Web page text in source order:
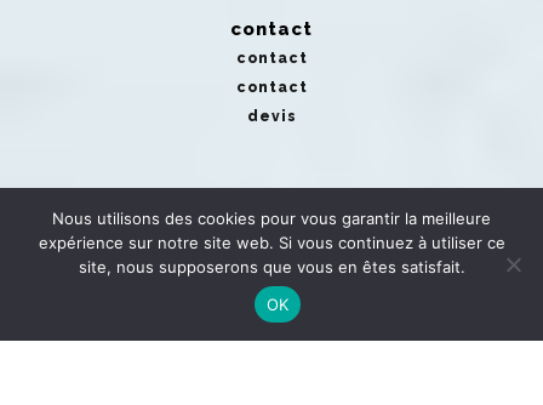
contact
contact
contact
devis
Nous utilisons des cookies pour vous garantir la meilleure
expérience sur notre site web. Si vous continuez à utiliser ce
site, nous supposerons que vous en êtes satisfait.
OK